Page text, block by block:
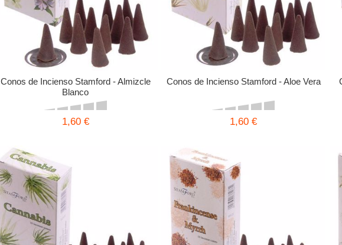
Conos de Incienso Stamford - Almizcle
Blanco
1,60 €
Conos de Incienso Stamford - Aloe Vera
1,60 €